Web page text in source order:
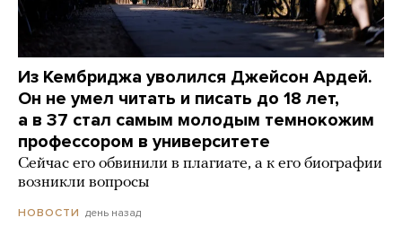
Из Кембриджа уволился Джейсон Ардей.
Он не умел читать и писать до 18 лет,
а в 37 стал самым молодым темнокожим
профессором в университете
Сейчас его обвинили в плагиате, а к его биографии
возникли вопросы
НОВОСТИ день назад